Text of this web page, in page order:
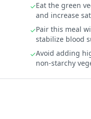
✓Eat the green
and increase
✓Pair this meal
stabilize blood
✓Avoid adding
non-starchy